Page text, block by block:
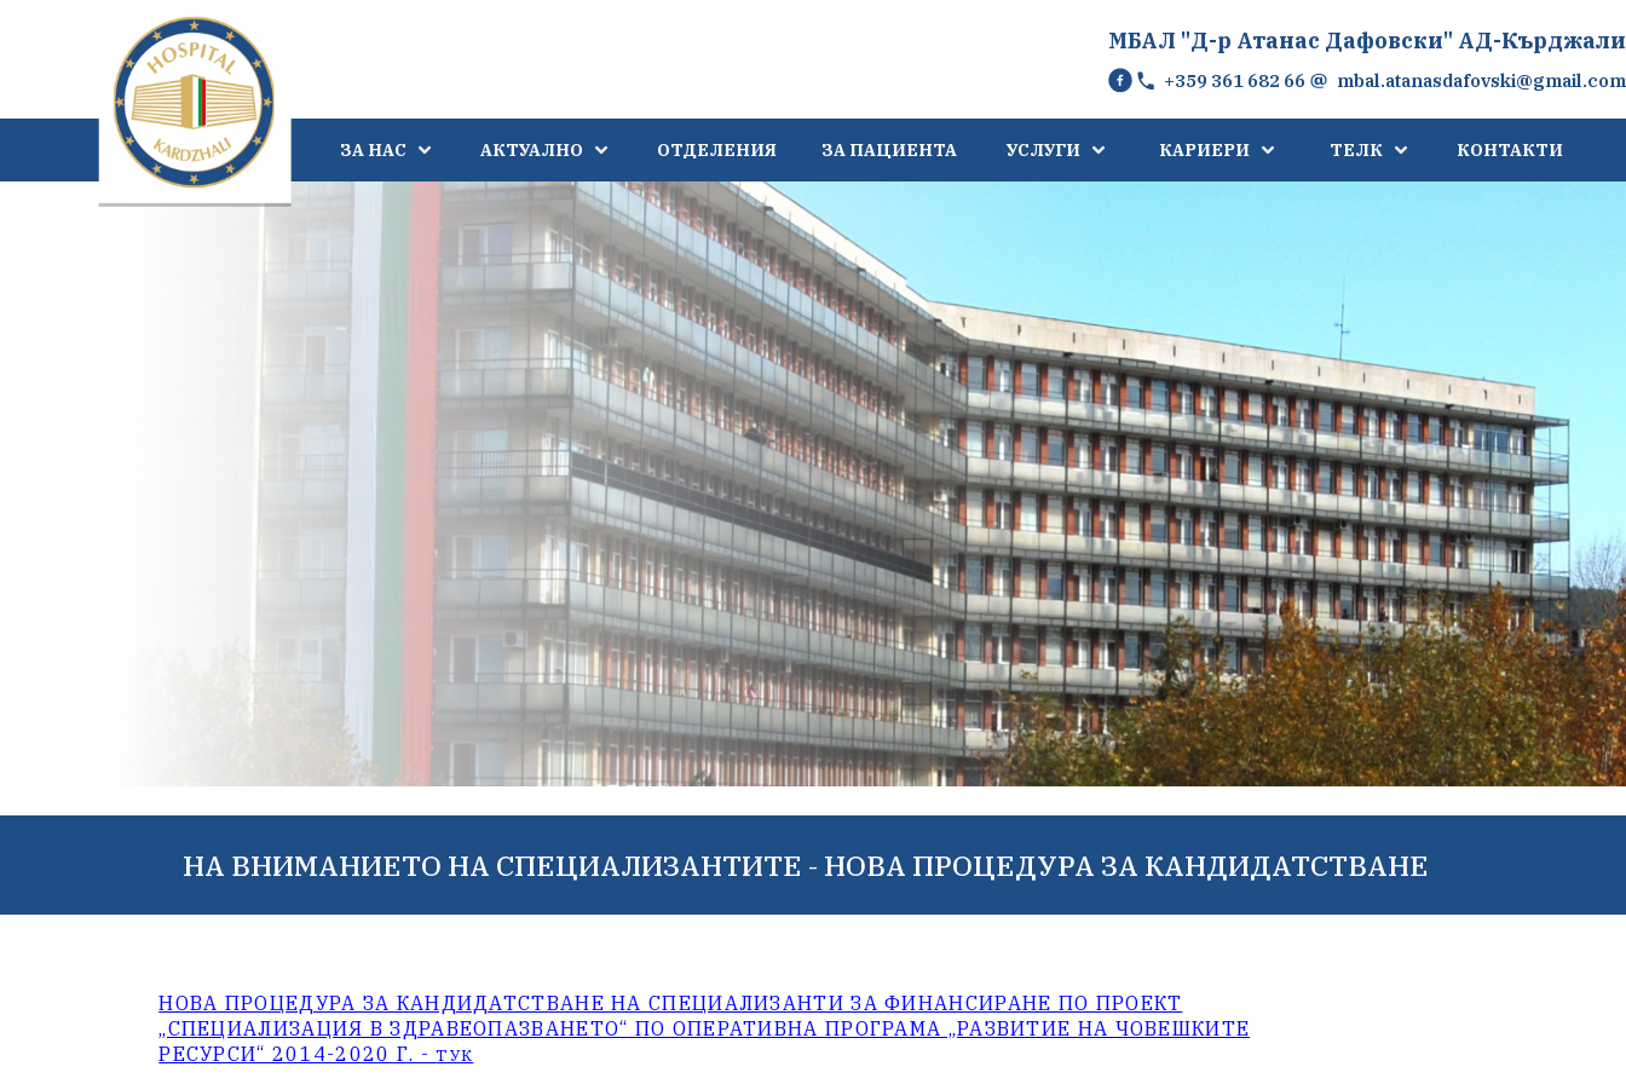
МБАЛ "Д-р Атанас Дафовски" АД-Кърджали
+359 361 682 66 mbal.atanasdafovski@gmail.com
ЗА НАС АКТУАЛНО ОТДЕЛЕНИЯ ЗА ПАЦИЕНТА УСЛУГИ КАРИЕРИ ТЕЛК КОНТАКТИ
НА ВНИМАНИЕТО НА СПЕЦИАЛИЗАНТИТЕ - НОВА ПРОЦЕДУРА ЗА КАНДИДАТСТВАНЕ
НОВА ПРОЦЕДУРА ЗА КАНДИДАТСТВАНЕ НА СПЕЦИАЛИЗАНТИ ЗА ФИНАНСИРАНЕ ПО ПРОЕКТ
„СПЕЦИАЛИЗАЦИЯ В ЗДРАВЕОПАЗВАНЕТО“ ПО ОПЕРАТИВНА ПРОГРАМА „РАЗВИТИЕ НА ЧОВЕШКИТЕ
РЕСУРСИ“ 2014-2020 Г. -ТУК